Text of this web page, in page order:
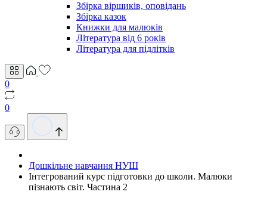
Збірка віршиків, оповідань
Збірка казок
Книжки для малюків
Література від 6 років
Література для підлітків
0
0
Дошкільне навчання НУШ
Інтегрований курс підготовки до школи. Малюки
пізнають світ. Частина 2